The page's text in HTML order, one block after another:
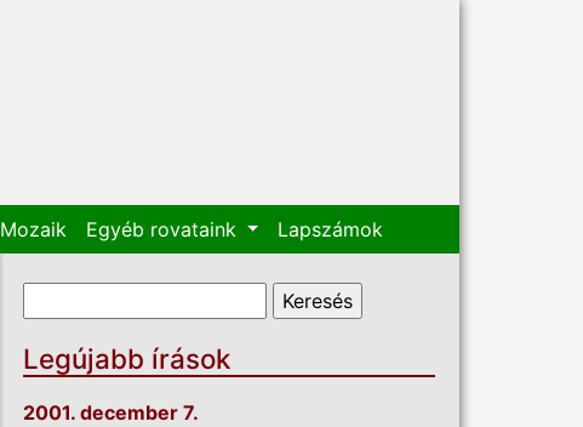
Mozaik Egyéb rovataink Lapszámok
Keresés űrlap
Legújabb írások
2001. december 7.